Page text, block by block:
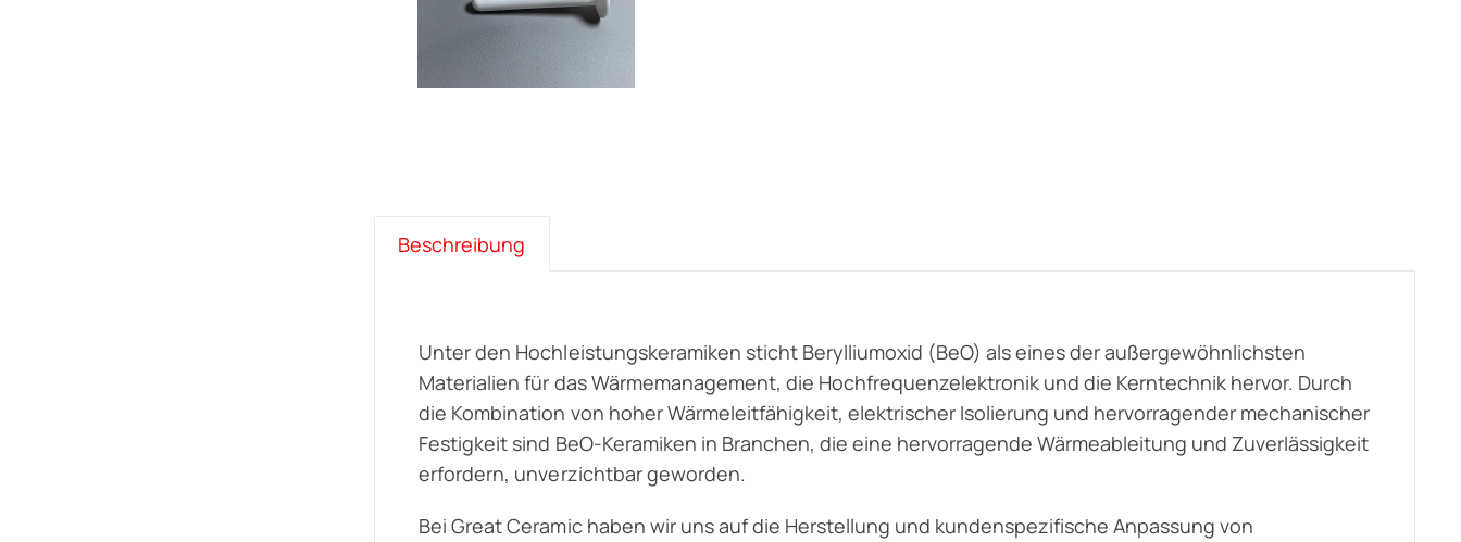
Beschreibung
Unter den Hochleistungskeramiken sticht Berylliumoxid (BeO) als eines der außergewöhnlichsten
Materialien für das Wärmemanagement, die Hochfrequenzelektronik und die Kerntechnik hervor. Durch
die Kombination von hoher Wärmeleitfähigkeit, elektrischer Isolierung und hervorragender mechanischer
Festigkeit sind BeO-Keramiken in Branchen, die eine hervorragende Wärmeableitung und Zuverlässigkeit
erfordern, unverzichtbar geworden.
Bei Great Ceramic haben wir uns auf die Herstellung und kundenspezifische Anpassung von